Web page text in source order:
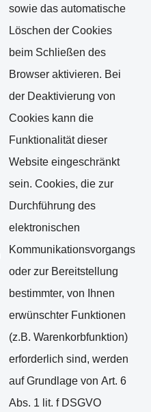
sowie das automatische
Löschen der Cookies
beim Schließen des
Browser aktivieren. Bei
der Deaktivierung von
Cookies kann die
Funktionalität dieser
Website eingeschränkt
sein. Cookies, die zur
Durchführung des
elektronischen
Kommunikationsvorgangs
oder zur Bereitstellung
bestimmter, von Ihnen
erwünschter Funktionen
(z.B. Warenkorbfunktion)
erforderlich sind, werden
auf Grundlage von Art. 6
Abs. 1 lit. f DSGVO